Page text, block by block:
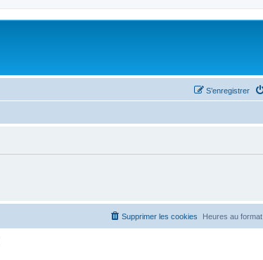
S’enregistrer
Heures au format
Supprimer les cookies